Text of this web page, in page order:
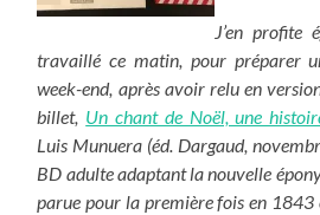
J’en profite
travaillé ce matin, pour préparer
week-end, après avoir relu en
billet, Un chant de Noël, une
Luis Munuera (éd. Dargaud,
BD adulte adaptant la nouvelle
parue pour la première fois en